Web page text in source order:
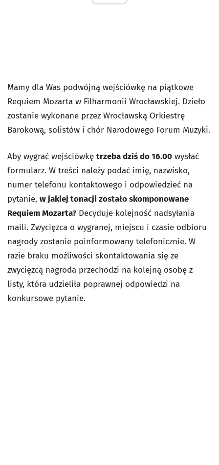
Mamy dla Was podwójną wejściówkę na piątkowe
Requiem Mozarta w Filharmonii Wrocławskiej. Dzieło
zostanie wykonane przez Wrocławską Orkiestrę
Barokową, solistów i chór Narodowego Forum Muzyki.
Aby wygrać wejściówkę trzeba dziś do 16.00 wysłać
formularz. W treści należy podać imię, nazwisko,
numer telefonu kontaktowego i odpowiedzieć na
pytanie, w jakiej tonacji zostało skomponowane
Requiem Mozarta? Decyduje kolejność nadsyłania
maili. Zwycięzca o wygranej, miejscu i czasie odbioru
nagrody zostanie poinformowany telefonicznie. W
razie braku możliwości skontaktowania się ze
zwycięzcą nagroda przechodzi na kolejną osobę z
listy, która udzieliła poprawnej odpowiedzi na
konkursowe pytanie.